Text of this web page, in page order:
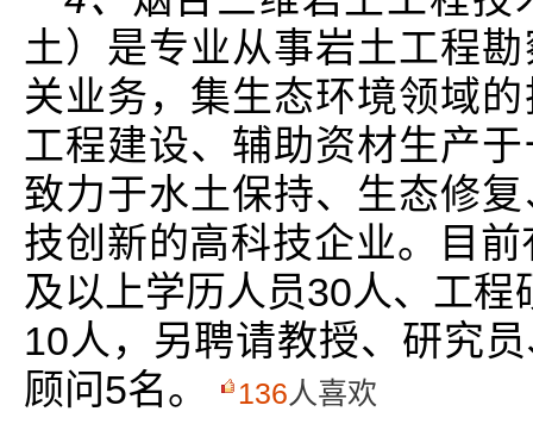
土）是专业从事岩土工程
关业务，集生态环境领域
工程建设、辅助资材生产
致力于水土保持、生态修
技创新的高科技企业。目
及以上学历人员30人、工
10人，另聘请教授、研究
顾问5名。
136人喜欢